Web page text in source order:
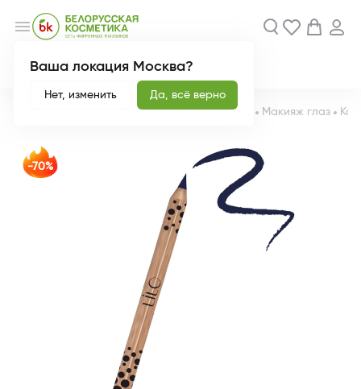
Ваша локация Москва?
Нет, изменить Да, всё верно
menu
Новинки Акции
Декоративная косметика Макияж глаз
-70%